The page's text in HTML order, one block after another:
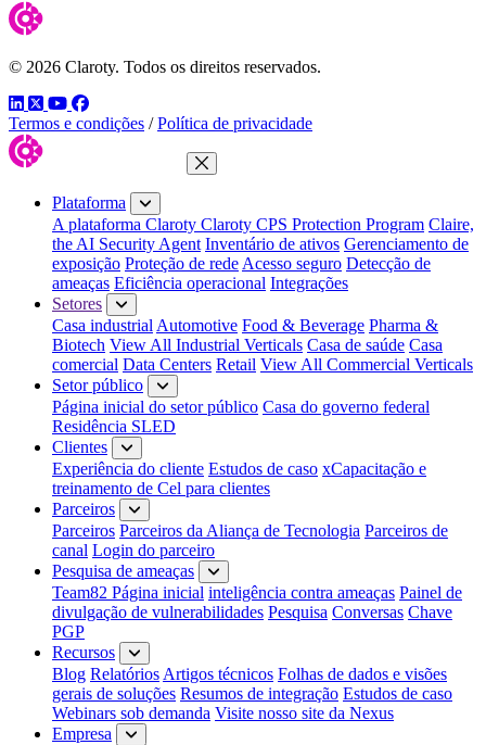
© 2026 Claroty. Todos os direitos reservados.
LinkedIn
TwitterYouTube
Facebook
Termos e condições / Política de privacidade
Fechar menu
Plataforma
A plataforma Claroty Claroty CPS Protection Program Claire,
the AI Security Agent Inventário de ativos Gerenciamento de
exposição Proteção de rede Acesso seguro Detecção de
ameaças Eficiência operacional Integrações
Setores
Casa industrial Automotive Food & Beverage Pharma &
Biotech View All Industrial Verticals Casa de saúde Casa
comercial Data Centers Retail View All Commercial Verticals
Setor público
Página inicial do setor público Casa do governo federal
Residência SLED
Clientes
Experiência do cliente Estudos de caso xCapacitação e
treinamento de Cel para clientes
Parceiros
Parceiros Parceiros da Aliança de Tecnologia Parceiros de
canal Login do parceiro
Pesquisa de ameaças
Team82 Página inicial inteligência contra ameaças Painel de
divulgação de vulnerabilidades Pesquisa Conversas Chave
PGP
Recursos
Blog Relatórios Artigos técnicos Folhas de dados e visões
gerais de soluções Resumos de integração Estudos de caso
Webinars sob demanda Visite nosso site da Nexus
Empresa